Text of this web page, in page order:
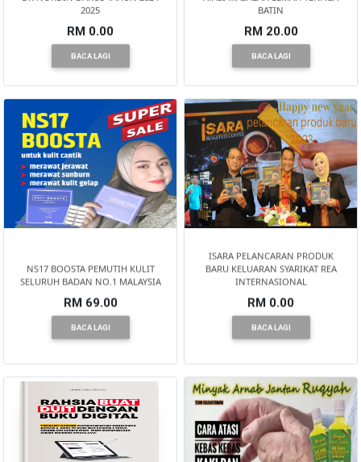
2025
RM 0.00
BACA LAGI
BATIN
RM 20.00
BACA LAGI
NS17 BOOSTA PEMUTIH KULIT
SELURUH BADAN NO.1 MALAYSIA
RM 69.00
BACA LAGI
ISARA PELANCARAN PRODUK
BARU KELUARAN SYARIKAT REA
INTERNASIONAL
RM 0.00
BACA LAGI